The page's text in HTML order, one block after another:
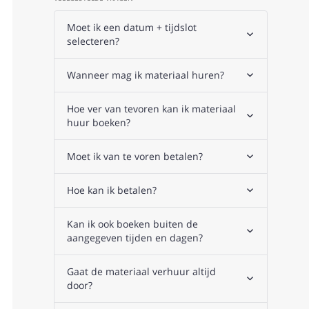
Moet ik een datum + tijdslot
selecteren?
Wanneer mag ik materiaal huren?
Hoe ver van tevoren kan ik materiaal
huur boeken?
Moet ik van te voren betalen?
Hoe kan ik betalen?
Kan ik ook boeken buiten de
aangegeven tijden en dagen?
Gaat de materiaal verhuur altijd
door?